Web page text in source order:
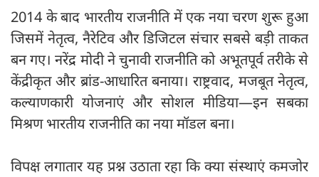
2014 के बाद भारतीय राजनीति में एक नया चरण शुरू हुआ
जिसमें नेतृत्व, नैरेटिव और डिजिटल संचार सबसे बड़ी ताकत
बन गए। नरेंद्र मोदी ने चुनावी राजनीति को अभूतपूर्व तरीके से
केंद्रीकृत और ब्रांड-आधारित बनाया। राष्ट्रवाद, मजबूत नेतृत्व,
कल्याणकारी योजनाएं और सोशल मीडिया—इन सबका
मिश्रण भारतीय राजनीति का नया मॉडल बना।
विपक्ष लगातार यह प्रश्न उठाता रहा कि क्या संस्थाएं कमजोर